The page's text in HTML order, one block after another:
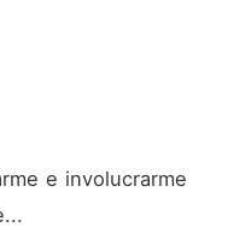
e involucrarme